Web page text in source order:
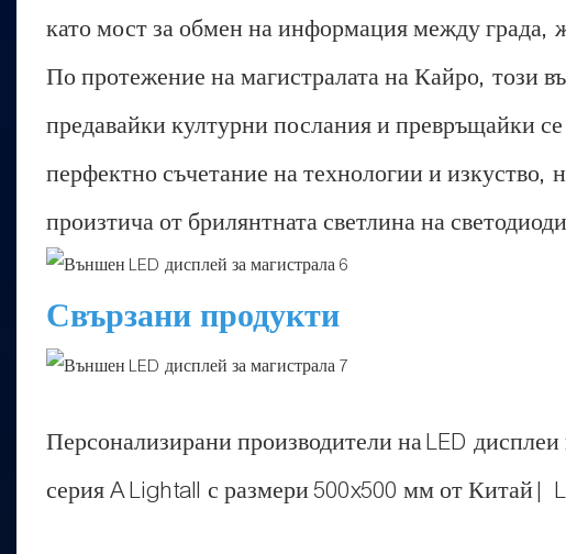
като мост за обмен на информация между града,
По протежение на магистралата на Кайро, този
предавайки културни послания и превръщайки
перфектно съчетание на технологии и изкуство,
произтича от брилянтната светлина на
Свързани продукти
Персонализирани производители на LED
серия A Lightall с размери 500x500 мм от Китай |